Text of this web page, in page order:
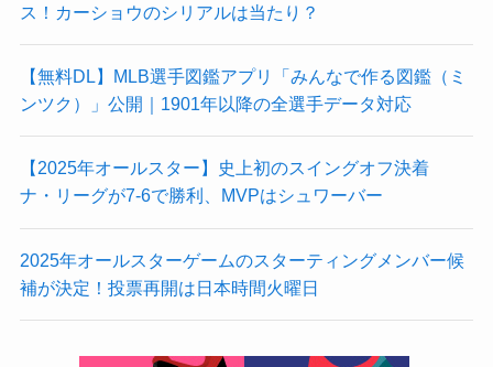
ス！カーショウのシリアルは当たり？
【無料DL】MLB選手図鑑アプリ「みんなで作る図鑑（ミ
ンツク）」公開｜1901年以降の全選手データ対応
【2025年オールスター】史上初のスイングオフ決着
ナ・リーグが7-6で勝利、MVPはシュワーバー
2025年オールスターゲームのスターティングメンバー候
補が決定！投票再開は日本時間火曜日